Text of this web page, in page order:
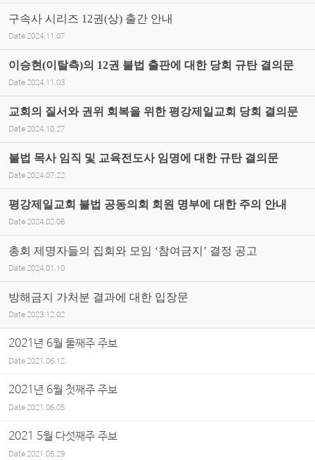
구속사 시리즈 12권(상) 출간 안내
Date 2024.11.07
이승현(이탈측)의 12권 불법 출판에 대한 당회 규탄 결의문
Date 2024.11.03
교회의 질서와 권위 회복을 위한 평강제일교회 당회 결의문
Date 2024.10.27
불법 목사 임직 및 교육전도사 임명에 대한 규탄 결의문
Date 2024.07.22
평강제일교회 불법 공동의회 회원 명부에 대한 주의 안내
Date 2024.02.06
총회 제명자들의 집회와 모임 ‘참여금지’ 결정 공고
Date 2024.01.10
방해금지 가처분 결과에 대한 입장문
Date 2023.12.02
2021년 6월 둘째주 주보
Date2021.06.12
2021년 6월 첫째주 주보
Date2021.06.05
2021 5월 다섯째주 주보
Date2021.05.29